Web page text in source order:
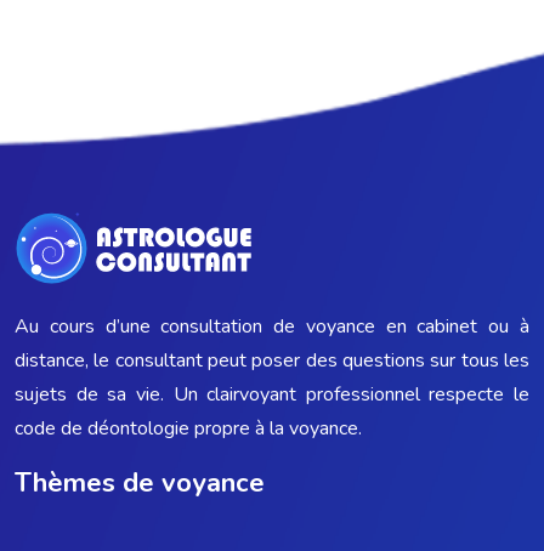
Au cours d’une consultation de voyance en cabinet ou à
distance, le consultant peut poser des questions sur tous les
sujets de sa vie. Un clairvoyant professionnel respecte le
code de déontologie propre à la voyance.
Thèmes de voyance